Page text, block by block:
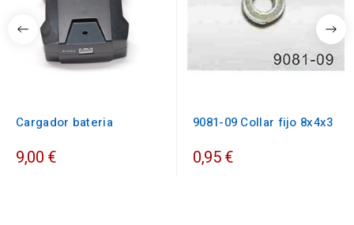
Cargador bateria
9,00 €
9081-09 Collar fijo 8x4x3
0,95 €